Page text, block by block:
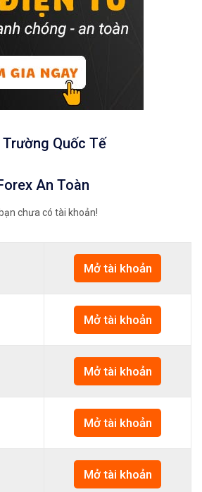
Quốc Tế
An Toàn
chưa có tài khoản!
Mở tài khoản
Mở tài khoản
Mở tài khoản
Mở tài khoản
Mở tài khoản